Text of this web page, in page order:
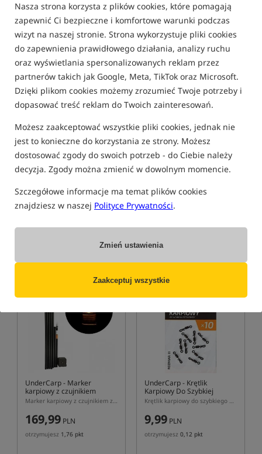
Nasza strona korzysta z plików cookies, które pomagają
zapewnić Ci bezpieczne i komfortowe warunki podczas
wizyt na naszej stronie. Strona wykorzystuje pliki cookies
do zapewnienia prawidłowego działania, analizy ruchu
oraz wyświetlania spersonalizowanych reklam przez
partnerów takich jak Google, Meta, TikTok oraz Microsoft.
Dzięki plikom cookies możemy zrozumieć Twoje potrzeby i
dopasować treść reklam do Twoich zainteresowań.
Możesz zaakceptować wszystkie pliki cookies, jednak nie
jest to konieczne do korzystania ze strony. Możesz
dostosować zgody do swoich potrzeb - do Ciebie należy
decyzja. Zgody można zmienić w dowolnym momencie.
Szczegółowe informacje ma temat plików cookies
znajdziesz w naszej Polityce Prywatności.
Zmień ustawienia
Zaakceptuj wszystkie
otrzymujesz0,15 pkt
KUP
otrzymujesz0,14 pkt
KUP
4,8
UnderCarp- Bezpieczny
Klips z Bolcem
Bezpieczny klips z bolcem
12,99PLN
KUP
Bestseller! 4,9
UnderCarp- Stopery do
kulek i pelletu
Stopery wydłużające
3,89PLN
KUP
UnderCarp- Marker
karpiowy z czujnikiem
zmierzchu 6m
Marker karpiowy z czujnikiem zmierzchu
169,99 PLN
otrzymujesz 1,76 pkt
UnderCarp- Krętlik
Karpiowy Do Szybkiej
Wymiany
Krętlik karpiowy do szybkiego montażu
9,99 PLN
otrzymujesz 0,12 pkt